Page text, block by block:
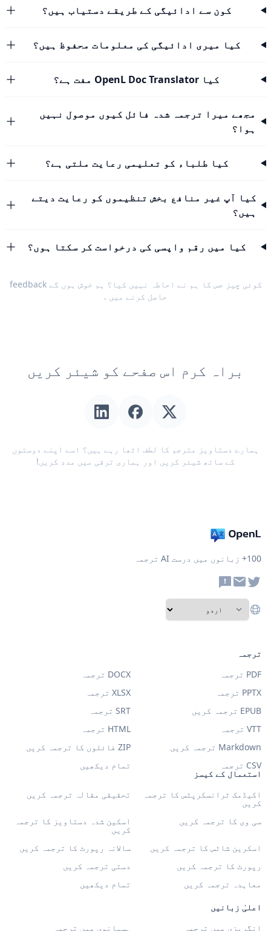
کون سے ادائیگی کے طریقے دستیاب ہیں؟
کیا میری ادائیگی کی معلومات محفوظ ہیں؟
کیا OpenL Doc Translator مفت ہے؟
مجھے میرا ترجمہ شدہ فائل کیوں موصول نہیں
ہوا؟
کیا طلباء کو تعلیمی رعایت ملتی ہے؟
کیا آپ غیر منافع بخش تنظیموں کو رعایت دیتے
ہیں؟
کیا میں رقم واپسی کی درخواست کر سکتا ہوں؟
کوئی چیز جس کا ہم نے احاطہ نہیں کیا؟ ہم خوش ہوں گےfeedback
حاصل کرنے میں .
براہ کرم اس صفحے کو شیئر کریں
ہمارے دستاویز مترجم کا لطف اٹھا رہے ہیں؟ اسے اپنے دوستوں
کے ساتھ شیئر کریں اور ہماری ترقی میں مدد کریں!
100+ زبانوں میں درست AI ترجمہ
استعمال کے کیسز
اکیڈمک ٹرانسکرپٹس کا ترجمہ
کریں
تحقیقی مقالہ ترجمہ کریں
سی وی کا ترجمہ کریں اسکین شدہ دستاویز کا ترجمہ
کریں
اسکرین شاٹس کا ترجمہ کریں
سالانہ رپورٹ کا ترجمہ کریں
رپورٹ کا ترجمہ کریں
دستی ترجمہ کریں
معاہدہ ترجمہ کریں
تمام دیکھیں
اعلیٰ زبانیں
انگریزی میں ترجمہ
ہسپانوی میں ترجمہ
ترجمہ
PDF ترجمہ
DOCX ترجمہ
PPTX ترجمہ
XLSX ترجمہ
EPUB ترجمہ کریں
SRT ترجمہ
VTT ترجمہ
HTML ترجمہ
Markdown ترجمہ کریں
ZIP فائلوں کا ترجمہ کریں
CSV ترجمہ
تمام دیکھیں